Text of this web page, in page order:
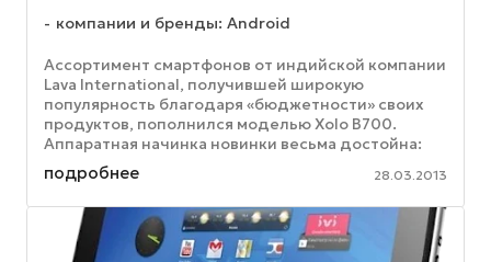
компании и бренды: Android
Ассортимент смартфонов от индийской компании
Lava International, получившей широкую
популярность благодаря «бюджетности» своих
продуктов, пополнился моделью Xolo B700.
Аппаратная начинка новинки весьма достойна:
девайс получил в свое распоряжение ...
подробнее 28.03.2013